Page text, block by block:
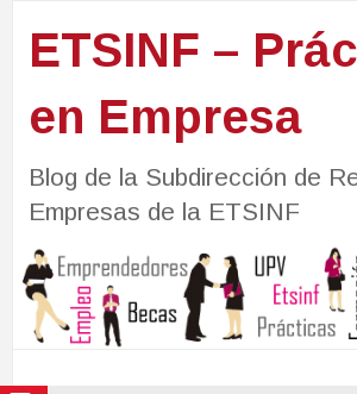
ETSINF –
en Empresa
Blog de la Subdirección de
Empresas de la ETSINF